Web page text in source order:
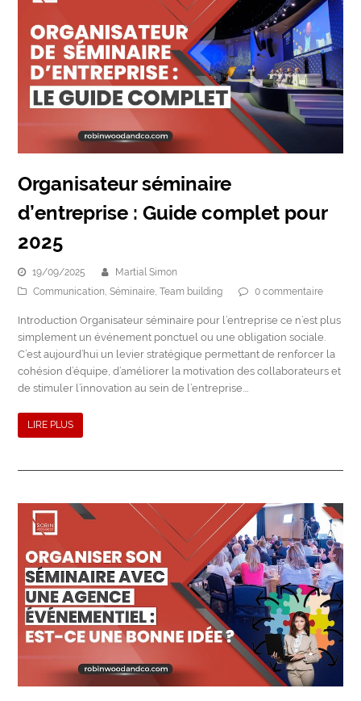
Organisateur séminaire
d’entreprise : Guide complet pour
2025
19/09/2025
Martial Simon
Communication,Séminaire,Team building 0 commentaire
Introduction Organisateur séminaire pour l’entreprise ce n’est plus
simplement un événement ponctuel ou une obligation sociale.
C’est aujourd’hui un levier stratégique permettant de renforcer la
cohésion d’équipe, d’améliorer la motivation des collaborateurs et
de stimuler l’innovation au sein de l’entreprise.…
LIRE PLUS